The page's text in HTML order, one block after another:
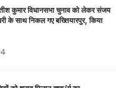
कुमार विधानसभा चुनाव को लेकर संजय
के साथ निकल गए बख्तियारपुर, किया